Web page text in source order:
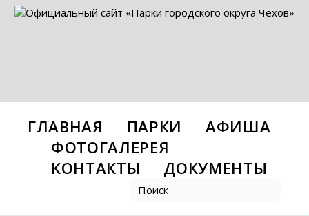
ГЛАВНАЯ ПАРКИ
АФИША
ФОТОГАЛЕРЕЯ
КОНТАКТЫ
ДОКУМЕНТЫ